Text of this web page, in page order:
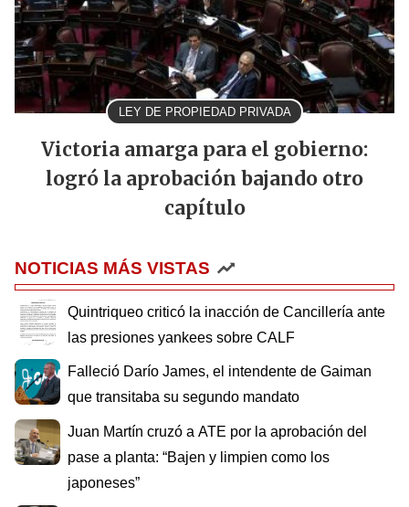
LEY DE PROPIEDAD PRIVADA
Victoria amarga para el gobierno:
logró la aprobación bajando otro
capítulo
NOTICIAS MÁS VISTAS
Quintriqueo criticó la inacción de Cancillería ante
las presiones yankees sobre CALF
Falleció Darío James, el intendente de Gaiman
que transitaba su segundo mandato
Juan Martín cruzó a ATE por la aprobación del
pase a planta: “Bajen y limpien como los
japoneses”